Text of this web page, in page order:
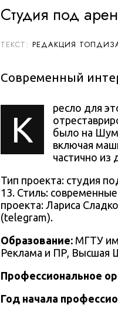
Студия под
РЕДАКЦИЯ
Современный
К
ресло для
было на
включая
частично из
Тип проекта: студия
13. Стиль:
проекта: Лариса
(telegram).
Образование: МГТУ
Реклама и ПР, Высшая
Профессиональное
Год начала